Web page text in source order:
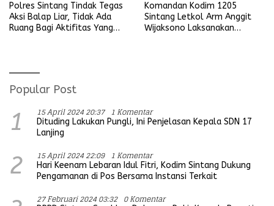
Polres Sintang Tindak Tegas
Aksi Balap Liar, Tidak Ada
Ruang Bagi Aktifitas Yang
Komandan Kodim 1205
Sintang Letkol Arm Anggit
Wijaksono Laksanakan
Popular Post
1 15 April 2024 20:37 1 Komentar
Dituding Lakukan Pungli, Ini Penjelasan Kepala SDN 17
Lanjing
2 15 April 2024 22:09 1 Komentar
Hari Keenam Lebaran Idul Fitri, Kodim Sintang Dukung
Pengamanan di Pos Bersama Instansi Terkait
27 Februari 2024 03:32 0 Komentar